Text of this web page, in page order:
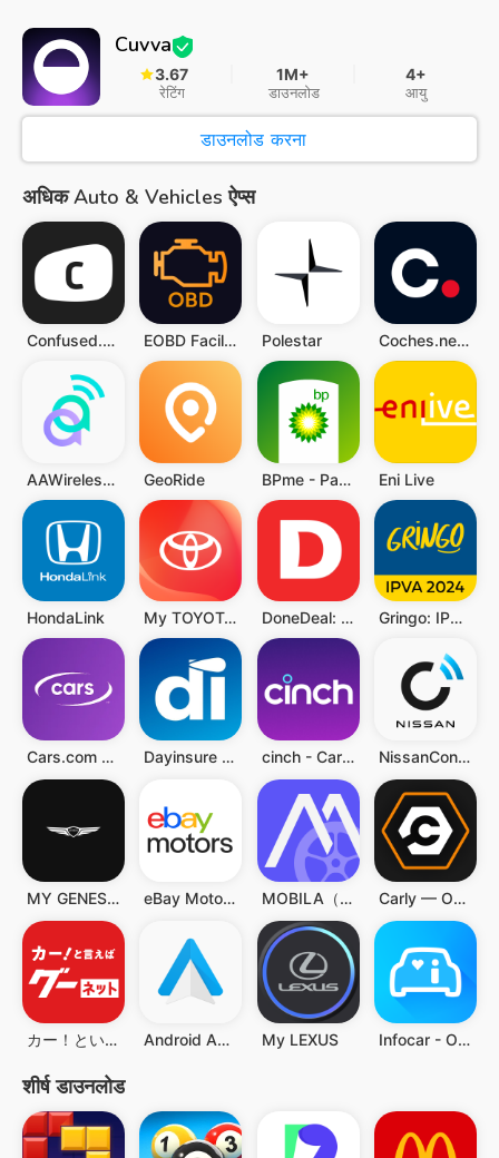
Cuvva
3.67
रेटिंग
1M+
डाउनलोड
4+
आयु
डाउनलोड करना
अधिक Auto & Vehicles ऐप्स
Confused.com: Get Organised EOBD Facile: OBD 2 Car Scanner Polestar Coches.net - Coches de Ocasión
AAWireless for Android Auto™ GeoRide BPme - Pay for Fuel and more Eni Live
HondaLink My TOYOTA+ DoneDeal: Cars For Sale Gringo: IPVA 2024, multas e +
Cars.com – New & Used Vehicles Dayinsure - Car Temp Insurance cinch - Cars without the faff NissanConnect サービス
MY GENESIS eBay Motors: Parts, Cars, more MOBILA（モビラ）あなたのカーライフをもっと楽しく便利に Carly — OBD2 car scanner
カー！といえばグーネット - 中古車検索から最新の車情報まで Android Auto My LEXUS Infocar - OBD2 ELM Diagnostic
शीर्ष डाउनलोड